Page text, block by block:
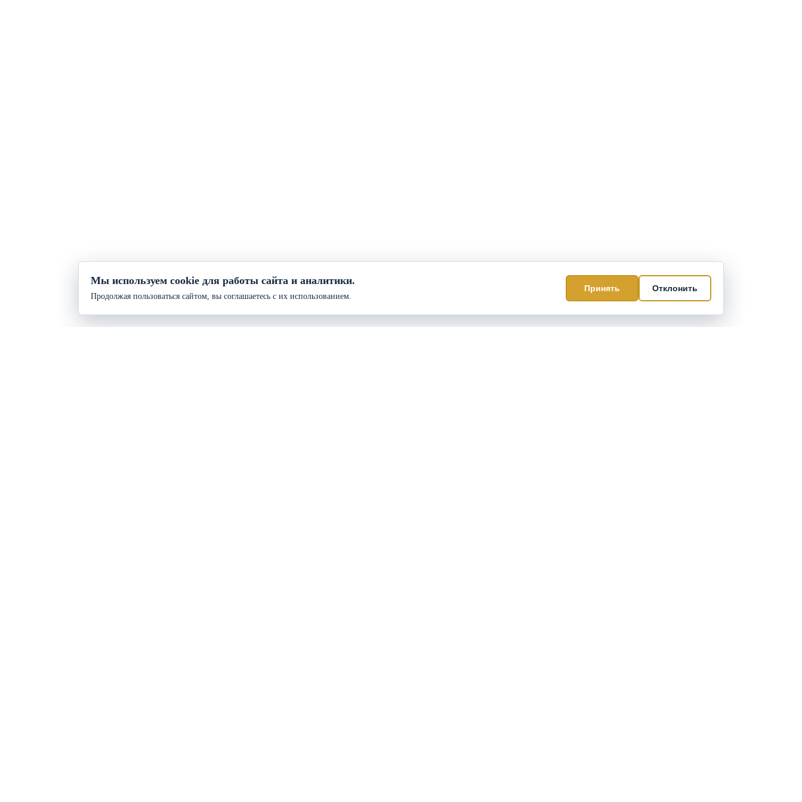
Мы используем cookie для работы сайта и аналитики.
Продолжая пользоваться сайтом, вы соглашаетесь с их использованием.
Принять Отклонить